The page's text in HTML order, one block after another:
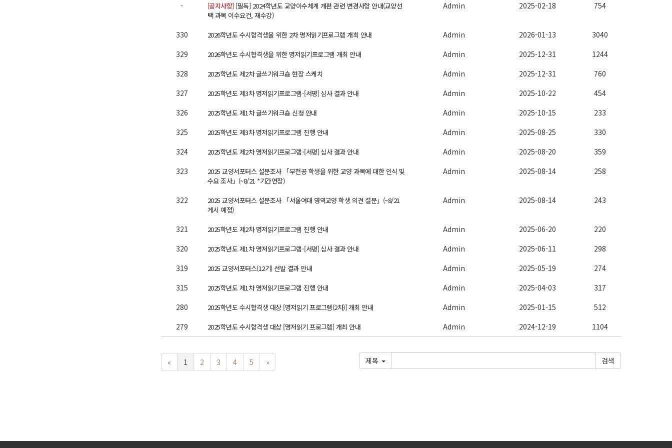
- [공지사항] [필독] 2024학년도 교양이수체계 개편 관련 변경사항 안내(교양선
택 과목 이수요건, 재수강)
Admin 2025-02-18 754
330 2026학년도 수시합격생을 위한 2차 명저읽기프로그램 개최 안내 Admin 2026-01-13
3040
329
2026학년도 수시합격생을 위한 명저읽기프로그램 개최 안내 Admin 2025-12-31
1244
328
2025학년도 제2차 글쓰기워크숍 현장 스케치 Admin 2025-12-31
760
327
2025학년도 제3차 명저읽기프로그램-[서평] 심사 결과 안내 Admin 2025-10-22
454
326
2025학년도 제1차 글쓰기워크숍 신청 안내 Admin 2025-10-15
233
325
2025학년도 제3차 명저읽기프로그램 진행 안내 Admin 2025-08-25
330
324
2025학년도 제2차 명저읽기프로그램-[서평] 심사 결과 안내 Admin 2025-08-20
359
323
2025 교양서포터스 설문조사 「무전공 학생을 위한 교양 과목에 대한 인식 및
수요 조사」(~8/21 *기간연장)
Admin 2025-08-14 258
322
2025 교양서포터스 설문조사 「서울여대 영역교양 학생 의견 설문」(~8/21
게시 예정)
Admin 2025-08-14 243
321 2025학년도 제2차 명저읽기프로그램 진행 안내 Admin 2025-06-20
220
320
2025학년도 제1차 명저읽기프로그램-[서평] 심사 결과 안내 Admin 2025-06-11
298
319
2025 교양서포터스(12기) 선발 결과 안내 Admin 2025-05-19
274
315
2025학년도 제1차 명저읽기프로그램 진행 안내 Admin 2025-04-03
317
280
2025학년도 수시합격생 대상 [명저읽기 프로그램(2차)] 개최 안내 Admin 2025-01-15
512
279
2025학년도 수시합격생 대상 [명저읽기 프로그램] 개최 안내 Admin 2024-12-19 1104
« 1 2 3 4 5 » 제목